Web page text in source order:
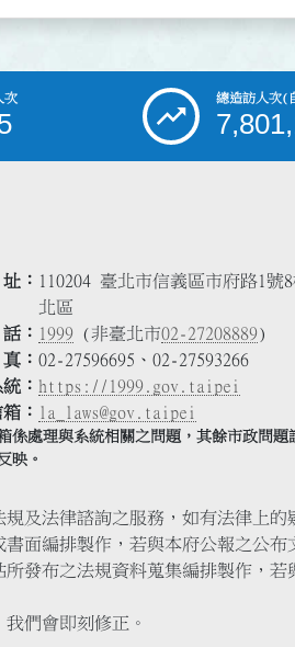
次 總造訪人次(
110204 臺北市信義區市府路1號
北區
1999 (非臺北市02-27208889)
02-27596695、02-27593266
統
https://1999.gov.taipei
箱
la_laws@gov.taipei
係處理與系統相關之問題，其餘市政問題
映。
及法律諮詢之服務，如有法律上的
面編排製作，若與本府公報之公布
發布之法規資料蒐集編排製作，
們會即刻修正。